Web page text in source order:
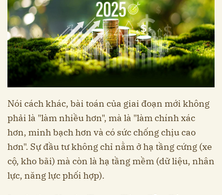
Nói cách khác, bài toán của giai đoạn mới không
phải là "làm nhiều hơn", mà là "làm chính xác
hơn, minh bạch hơn và có sức chống chịu cao
hơn". Sự đầu tư không chỉ nằm ở hạ tầng cứng (xe
cộ, kho bãi) mà còn là hạ tầng mềm (dữ liệu, nhân
lực, năng lực phối hợp).